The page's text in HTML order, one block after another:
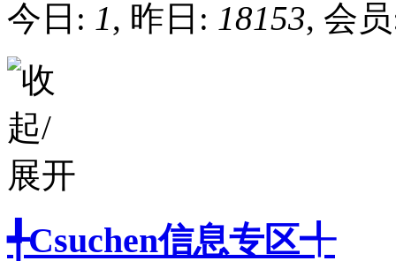
今日: 1, 昨日: 18153, 会
╃Csuchen信息专区╃